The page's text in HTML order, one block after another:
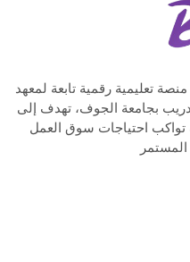
تعليمية رقمية تابعة لمعهد
بجامعة الجوف، تهدف إلى
تواكب احتياجات سوق العمل